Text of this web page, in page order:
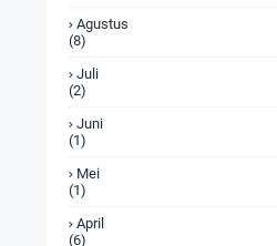
Agustus
(8)
Juli
(2)
Juni
(1)
Mei
(1)
April
(6)